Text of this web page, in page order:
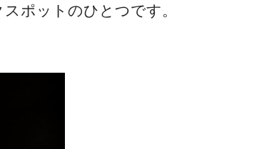
ポットのひとつです。